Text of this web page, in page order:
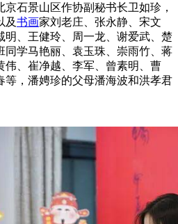
石景山区作协副秘书长卫如珍，
及书画家刘老庄、张永静、宋文
明、王健玲、周一龙、谢爱武、楚
同学马艳丽、袁玉珠、崇雨竹、蒋
伟、崔净越、李军、曾素明、曹
等，潘娉珍的父母潘海波和洪孝君